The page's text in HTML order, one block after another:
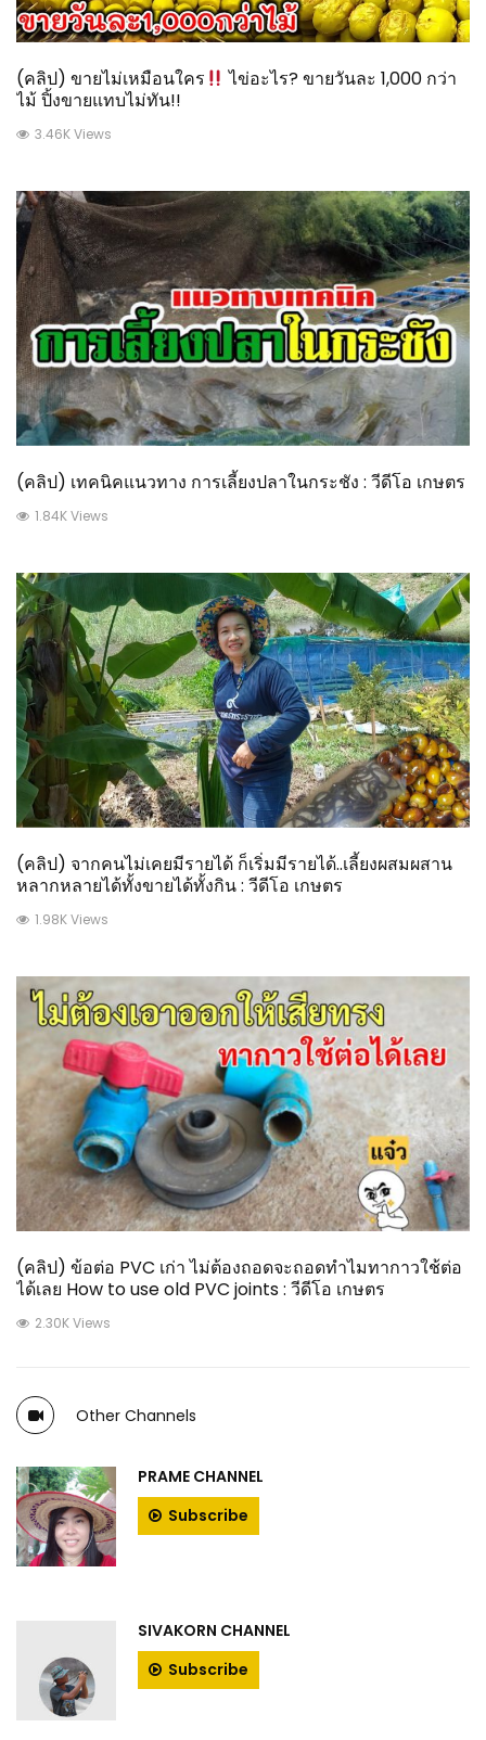
(คลิป) ขายไม่เหมือนใคร
ไข่อะไร? ขายวันละ 1,000 กว่า
ไม้ ปิ้งขายแทบไม่ทัน!!
3.46K Views
(คลิป) เทคนิคแนวทาง การเลี้ยงปลาในกระชัง : วีดีโอ เกษตร
1.84K Views
(คลิป) จากคนไม่เคยมีรายได้ ก็เริ่มมีรายได้..เลี้ยงผสมผสาน
หลากหลายได้ทั้งขายได้ทั้งกิน : วีดีโอ เกษตร
1.98K Views
(คลิป) ข้อต่อ PVC เก่า ไม่ต้องถอดจะถอดทำไมทากาวใช้ต่อ
ได้เลย How to use old PVC joints : วีดีโอ เกษตร
2.30K Views
Other Channels
PRAME CHANNEL
Subscribe
SIVAKORN CHANNEL
Subscribe